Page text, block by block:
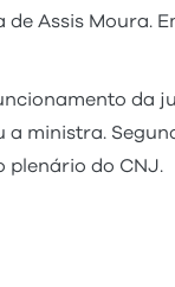
Assis Moura.
da
ministra.
plenário do CNJ.